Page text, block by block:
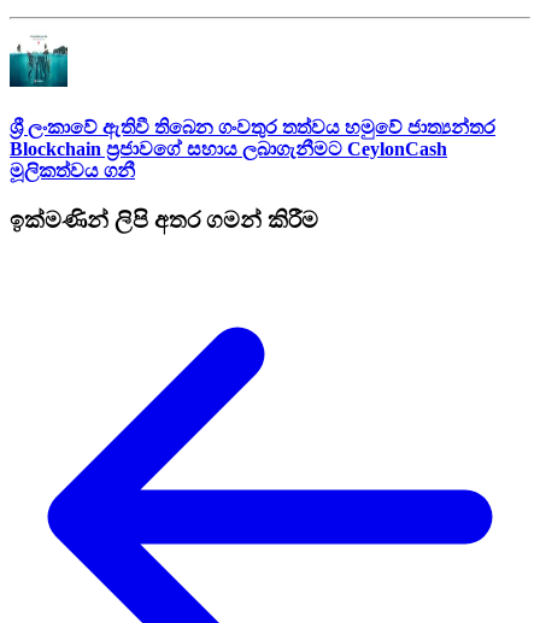
ශ්‍රී ලංකාවේ ඇතිවී තිබෙන ගංවතුර තත්වය හමුවේ ජාත්‍යන්තර
Blockchain ප්‍රජාවගේ සහාය ලබාගැනීමට CeylonCash
මූලිකත්වය ග​නී
ඉක්මණින් ලිපි අතර ගමන් කිරීම